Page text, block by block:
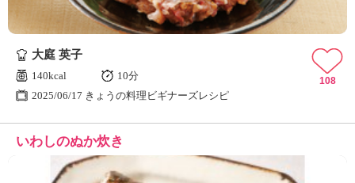
大庭 英子
140kcal
10分
2025/06/17 きょうの料理ビギナーズレシピ
108
いわしのぬか炊き